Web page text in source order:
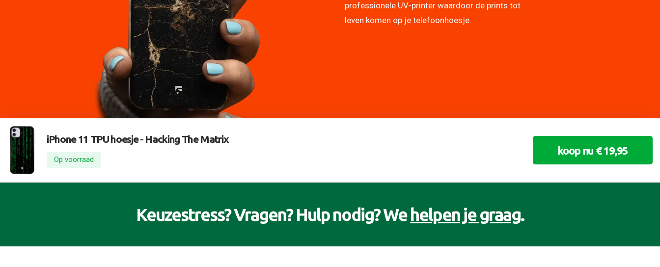
professionele UV-printer waardoor de prints tot
leven komen op je telefoonhoesje.
iPhone 11 TPU hoesje -Hacking The Matrix
Op voorraad
koop nu € 19,95
Keuzestress? Vragen? Hulp nodig? We helpen je graag.